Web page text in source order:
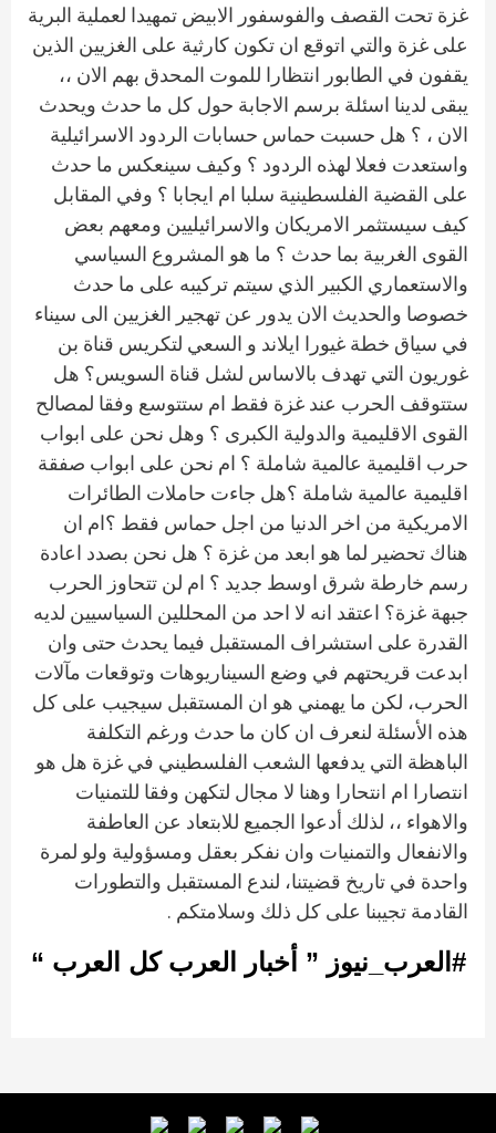
غزة تحت القصف والفوسفور الابيض تمهيدا لعملية البرية
على غزة والتي اتوقع ان تكون كارثية على الغزيين الذين
يقفون في الطابور انتظارا للموت المحدق بهم الان ،،
يبقى لدينا اسئلة برسم الاجابة حول كل ما حدث ويحدث
الان ، ؟ هل حسبت حماس حسابات الردود الاسرائيلية
واستعدت فعلا لهذه الردود ؟ وكيف سينعكس ما حدث
على القضية الفلسطينية سلبا ام ايجابا ؟ وفي المقابل
كيف سيستثمر الامريكان والاسرائيليين ومعهم بعض
القوى الغربية بما حدث ؟ ما هو المشروع السياسي
والاستعماري الكبير الذي سيتم تركيبه على ما حدث
خصوصا والحديث الان يدور عن تهجير الغزيين الى سيناء
في سياق خطة غيورا ايلاند و السعي لتكريس قناة بن
غوريون التي تهدف بالاساس لشل قناة السويس؟ هل
ستتوقف الحرب عند غزة فقط ام ستتوسع وفقا لمصالح
القوى الاقليمية والدولية الكبرى ؟ وهل نحن على ابواب
حرب اقليمية عالمية شاملة ؟ ام نحن على ابواب صفقة
اقليمية عالمية شاملة ؟هل جاءت حاملات الطائرات
الامريكية من اخر الدنيا من اجل حماس فقط ؟ام ان
هناك تحضير لما هو ابعد من غزة ؟ هل نحن بصدد اعادة
رسم خارطة شرق اوسط جديد ؟ ام لن تتحاوز الحرب
جبهة غزة؟ اعتقد انه لا احد من المحللين السياسيين لديه
القدرة على استشراف المستقبل فيما يحدث حتى وان
ابدعت قريحتهم في وضع السيناريوهات وتوقعات مآلات
الحرب، لكن ما يهمني هو ان المستقبل سيجيب على كل
هذه الأسئلة لنعرف ان كان ما حدث ورغم التكلفة
الباهظة التي يدفعها الشعب الفلسطيني في غزة هل هو
انتصارا ام انتحارا وهنا لا مجال لتكهن وفقا للتمنيات
والاهواء ،، لذلك أدعوا الجميع للابتعاد عن العاطفة
والانفعال والتمنيات وان نفكر بعقل ومسؤولية ولو لمرة
واحدة في تاريخ قضيتنا، لندع المستقبل والتطورات
القادمة تجيبنا على كل ذلك وسلامتكم .
#العرب_نيوز ” أخبار العرب كل العرب “